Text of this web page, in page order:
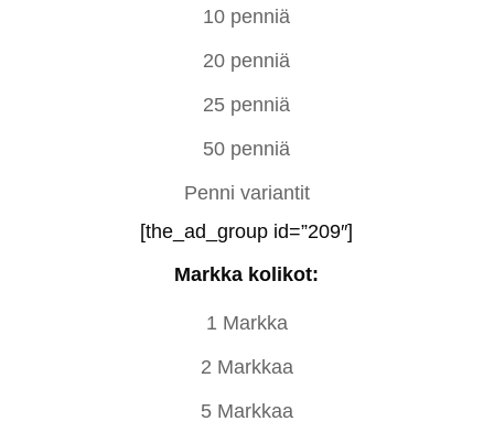
10 penniä
20 penniä
25 penniä
50 penniä
Penni variantit
[the_ad_group id=”209″]
Markka kolikot:
1 Markka
2 Markkaa
5 Markkaa